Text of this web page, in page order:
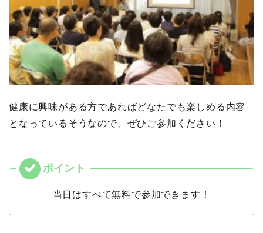
健康に興味がある方であればどなたでも楽しめる内容
となっているそうなので、ぜひご参加ください！
当日はすべて無料で参加できます！